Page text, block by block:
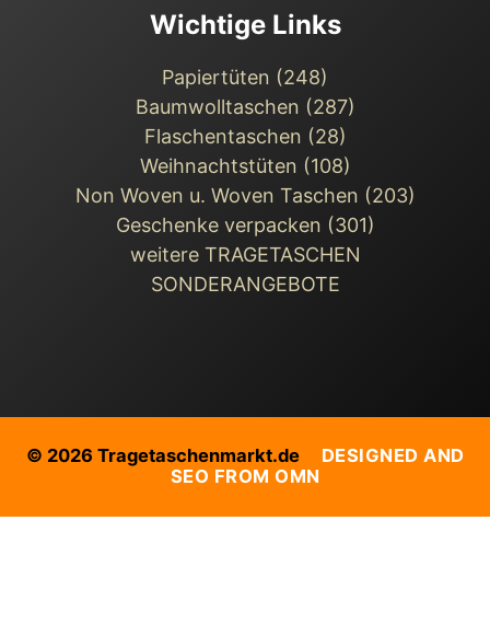
Wichtige Links
Papiertüten (248)
Baumwolltaschen (287)
Flaschentaschen (28)
Weihnachts­tüten (108)
Non Woven u. Woven Taschen (203)
Geschenke verpacken (301)
weitere TRAGETASCHEN
SONDERANGEBOTE
© 2026 Tragetaschenmarkt.de DESIGNED AND
SEO FROM OMN